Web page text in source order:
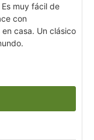
muy fácil de
con
casa. Un clásico